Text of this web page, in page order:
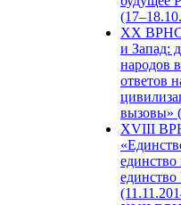
XX ВРНС
и Запад:
народов
ответов
вызовы»
XVIII
единство
единство